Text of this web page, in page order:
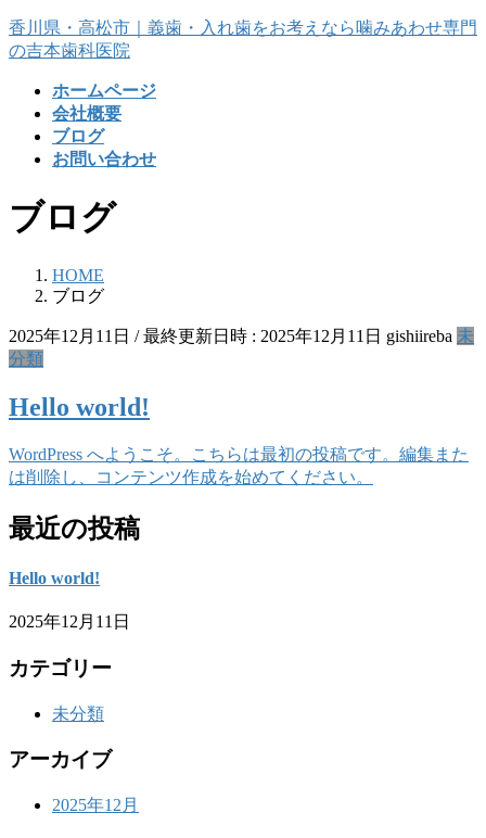
コ
ン
ッ
プ
ナ
ビ
移
動
香川県・高松市｜義歯・入れ歯をお考えなら噛みあわせ専門
の吉本歯科医院
ホームページ
会社概要
ブログ
お問い合わせ
ブログ
HOME
ブログ
2025年12月11日 / 最終更新日時 : 2025年12月11日 gishiireba 未
分類
Hello world!
WordPress へようこそ。こちらは最初の投稿です。編集また
は削除し、コンテンツ作成を始めてください。
最近の投稿
Hello world!
2025年12月11日
カテゴリー
未分類
アーカイブ
2025年12月